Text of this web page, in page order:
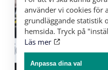
använder vi cookies för
grundläggande statistik
hemsida. Tryck på
Läs mer
Anpassa dina val